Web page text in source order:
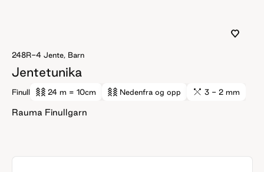
248R-4 Jente, Barn
Jentetunika
Finull 24 m = 10cm Nedenfra og opp 3 - 2 mm
Rauma Finullgarn